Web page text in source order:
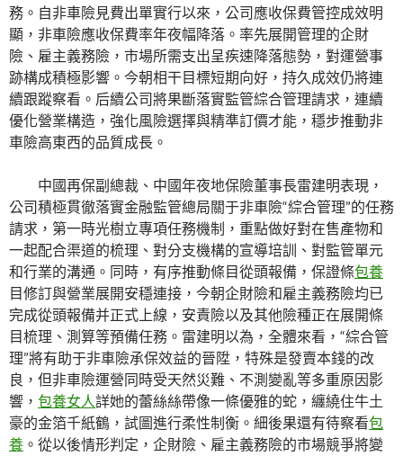
務。自非車險見費出單實行以來，公司應收保費管控成效明
顯，非車險應收保費率年夜幅降落。率先展開管理的企財
險、雇主義務險，市場所需支出呈疾速降落態勢，對運營事
跡構成積極影響。今朝相干目標短期向好，持久成效仍將連
續跟蹤察看。后續公司將果斷落實監管綜合管理請求，連續
優化營業構造，強化風險選擇與精準訂價才能，穩步推動非
車險高東西的品質成長。
中國再保副總裁、中國年夜地保險董事長雷建明表現，
公司積極貫徹落實金融監管總局關于非車險“綜合管理”的任務
請求，第一時光樹立專項任務機制，重點做好對在售產物和
一起配合渠道的梳理、對分支機構的宣導培訓、對監管單元
和行業的溝通。同時，有序推動條目從頭報備，保證條包養
目修訂與營業展開安穩連接，今朝企財險和雇主義務險均已
完成從頭報備并正式上線，安責險以及其他險種正在展開條
目梳理、測算等預備任務。雷建明以為，全體來看，“綜合管
理”將有助于非車險承保效益的晉陞，特殊是發賣本錢的改
良，但非車險運營同時受天然災難、不測變亂等多重原因影
響， 包養女人詳她的蕾絲絲帶像一條優雅的蛇，纏繞住牛土
豪的金箔千紙鶴，試圖進行柔性制衡。細後果還有待察看包
養 。從以後情形判定，企財險、雇主義務險的市場競爭將變